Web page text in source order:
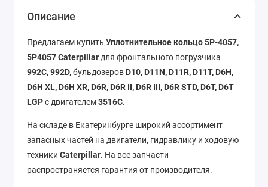
Описание
Предлагаем купить Уплотнительное кольцо 5P-4057,
5P4057 Caterpillar для фронтального погрузчика
992C,992D,бульдозеров D10, D11N, D11R, D11T, D6H,
D6H XL, D6H XR, D6R, D6R II, D6R III, D6R STD, D6T, D6T
LGPс двигателем3516C.
На складе в Екатеринбурге широкий ассортимент
запасных частей на двигатели, гидравлику и ходовую
техники Caterpillar. На все запчасти
распространяется гарантия от производителя.